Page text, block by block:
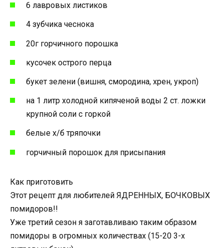
6 лавровых листиков
4 зубчика чеснока
20г горчичного порошка
кусочек острого перца
букет зелени (вишня, смородина, хрен, укроп)
на 1 литр холодной кипяченой воды 2 ст. ложки
крупной соли с горкой
белые х/б тряпочки
горчичный порошок для присыпания
Как приготовить
Этот рецепт для любителей ЯДРЕННЫХ, БОЧКОВЫХ
помидоров!!
Уже третий сезон я заготавливаю таким образом
помидоры в огромных количествах (15-20 3-х